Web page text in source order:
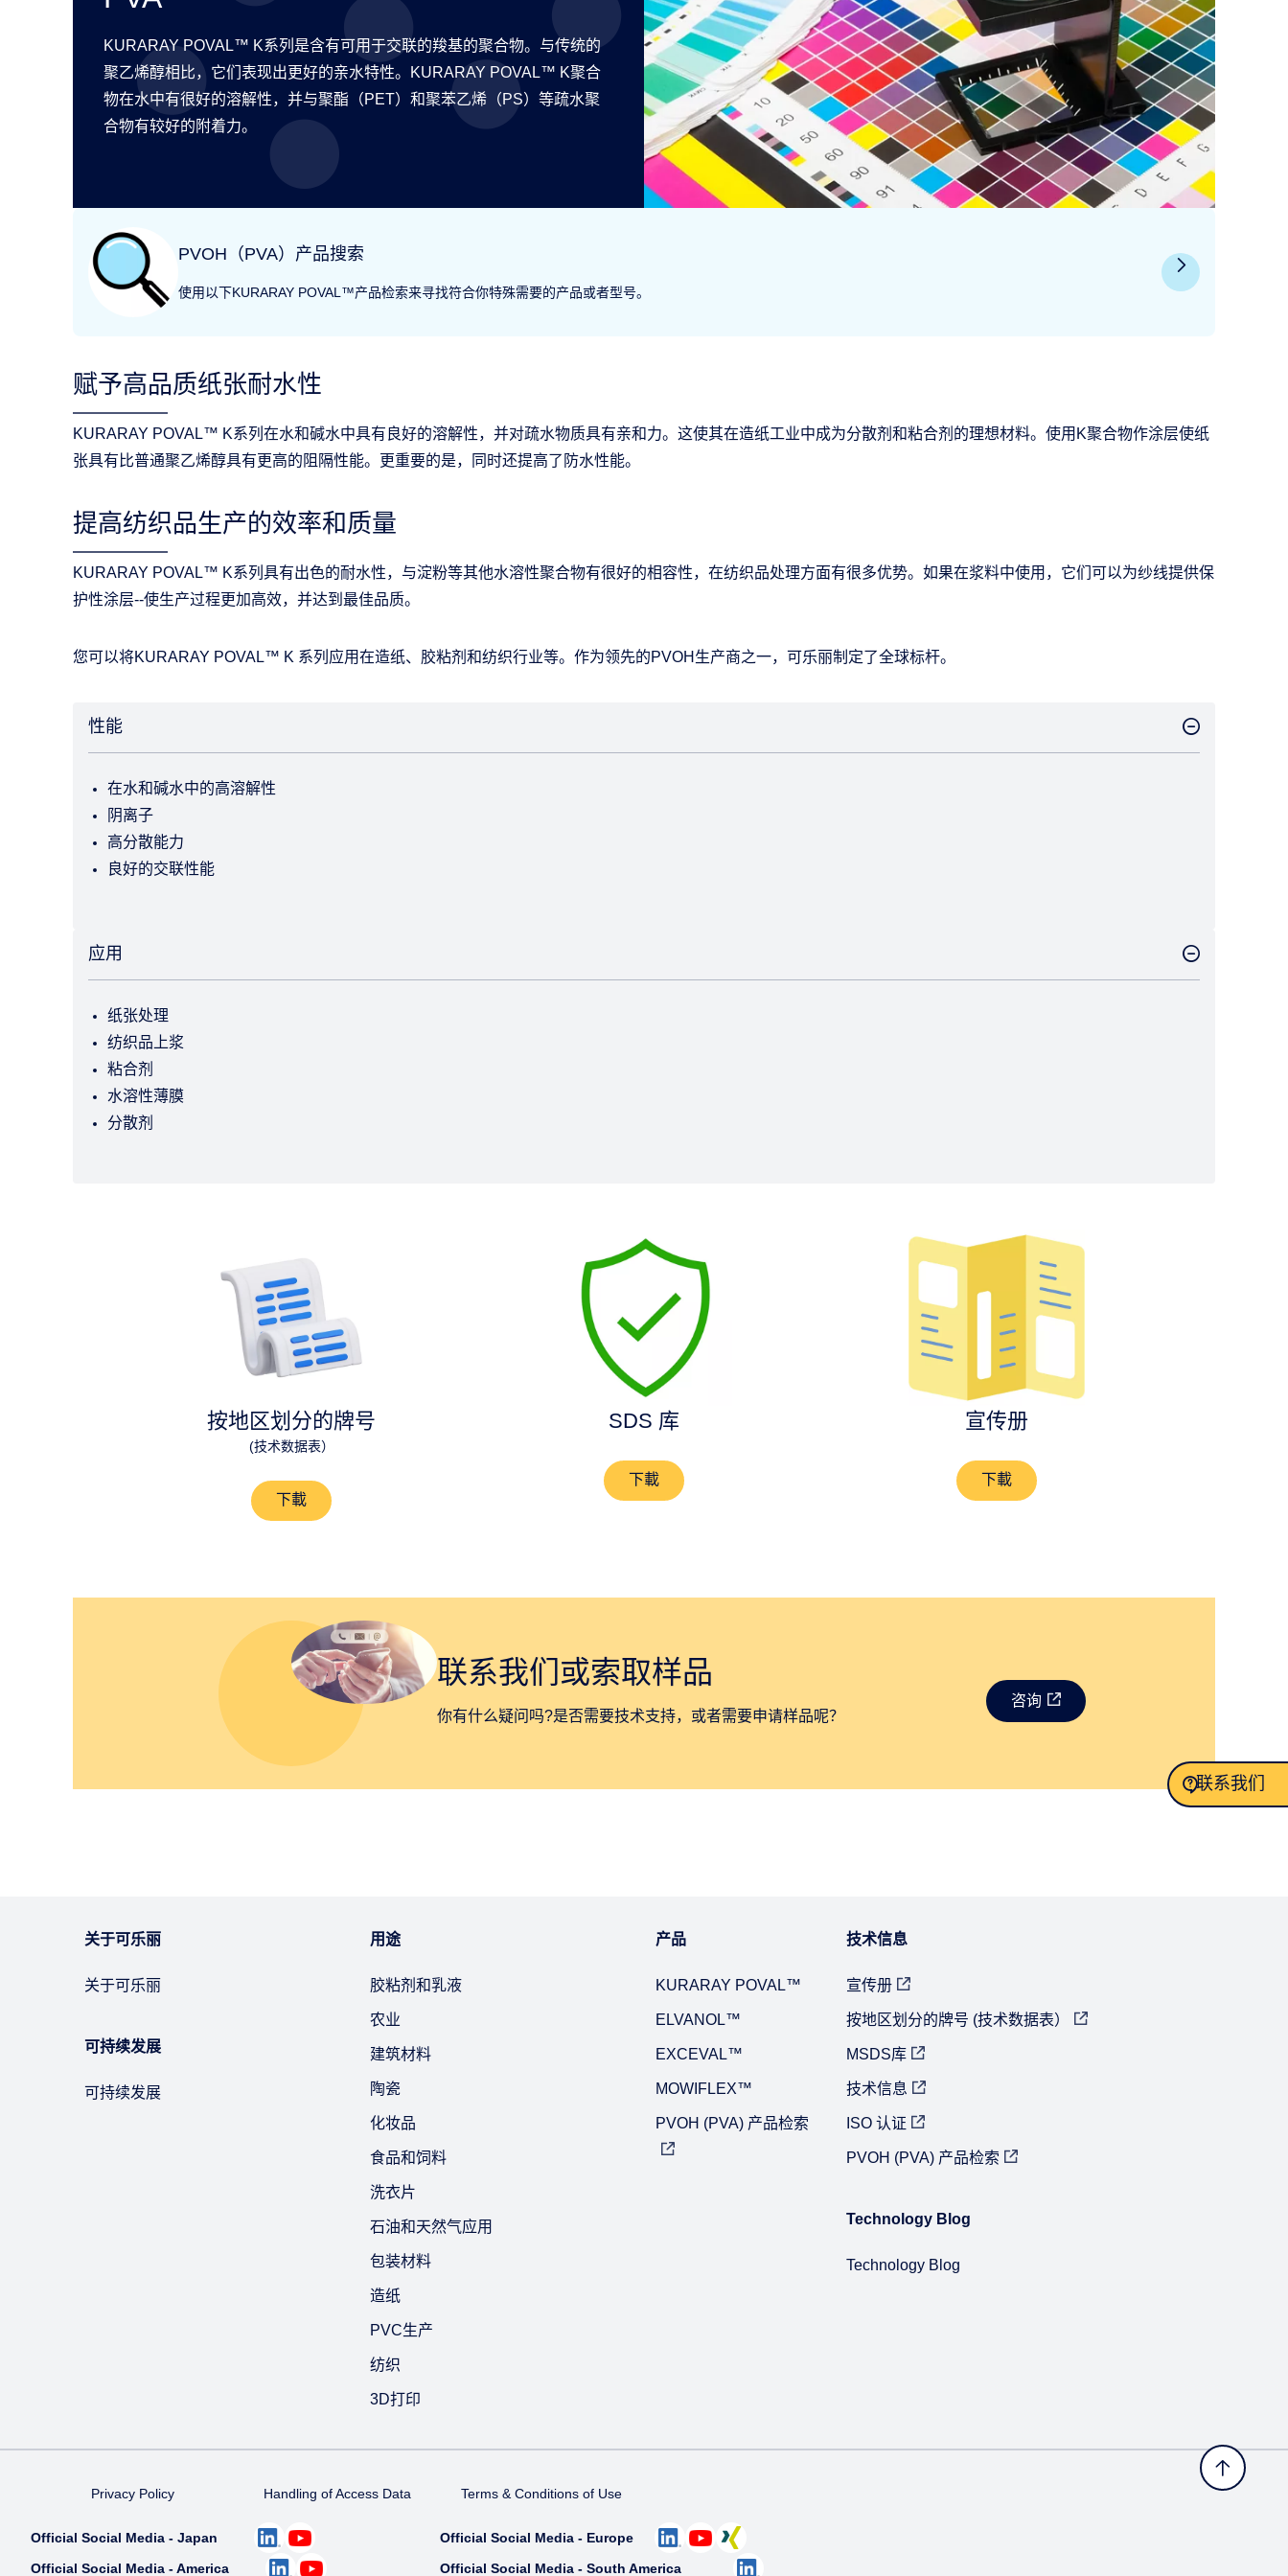
KURARAY POVAL™ K系列是含有可用于交联的羧基的聚合物。与传统的
聚乙烯醇相比，它们表现出更好的亲水特性。KURARAY POVAL™ K聚合
物在水中有很好的溶解性，并与聚酯（PET）和聚苯乙烯（PS）等疏水聚
合物有较好的附着力。
PVOH（PVA）产品搜索
使用以下KURARAY POVAL™产品检索来寻找符合你特殊需要的产品或者型号。
赋予高品质纸张耐水性
KURARAY POVAL™ K系列在水和碱水中具有良好的溶解性，并对疏水物质具有亲和力。这使其在造纸工业中成为分散剂和粘合剂的理想材料。使用K聚合物作涂层使纸
张具有比普通聚乙烯醇具有更高的阻隔性能。更重要的是，同时还提高了防水性能。
提高纺织品生产的效率和质量
KURARAY POVAL™ K系列具有出色的耐水性，与淀粉等其他水溶性聚合物有很好的相容性，在纺织品处理方面有很多优势。如果在浆料中使用，它们可以为纱线提供保
护性涂层--使生产过程更加高效，并达到最佳品质。
您可以将KURARAY POVAL™ K 系列应用在造纸、胶粘剂和纺织行业等。作为领先的PVOH生产商之一，可乐丽制定了全球标杆。
性能
在水和碱水中的高溶解性
阴离子
高分散能力
良好的交联性能
应用
纸张处理
纺织品上浆
粘合剂
水溶性薄膜
分散剂
按地区划分的牌号
(技术数据表）
下載
SDS 库
下載
宣传册
下載
联系我们或索取样品
你有什么疑问吗?是否需要技术支持，或者需要申请样品呢？
咨询
联系我们
关于可乐丽
关于可乐丽
可持续发展
可持续发展
用途
胶粘剂和乳液
农业
建筑材料
陶瓷
化妆品
食品和饲料
洗衣片
石油和天然气应用
包装材料
造纸
PVC生产
纺织
3D打印
产品
KURARAY POVAL™
ELVANOL™
EXCEVAL™
MOWIFLEX™
PVOH (PVA) 产品检索
技术信息
宣传册
按地区划分的牌号 (技术数据表）
MSDS库
技术信息
ISO 认证
PVOH (PVA) 产品检索
Technology Blog
Technology Blog
Privacy Policy Handling of Access Data Terms & Conditions of Use
Official Social Media - Japan Official Social Media - Europe
Official Social Media - America Official Social Media - South America